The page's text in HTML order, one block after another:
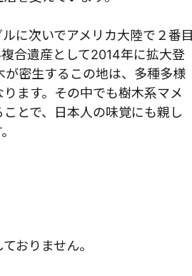
に次いでアメリカ大陸で２番目
合遺産として2014年に拡大登
密生するこの地は、多種多様
ます。その中でも樹木系マメ
とで、日本人の味覚にも親し
おりません。